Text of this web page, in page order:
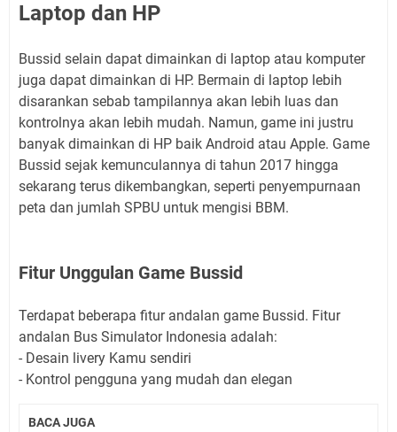
Laptop dan HP
Bussid selain dapat dimainkan di laptop atau komputer
juga dapat dimainkan di HP. Bermain di laptop lebih
disarankan sebab tampilannya akan lebih luas dan
kontrolnya akan lebih mudah. Namun, game ini justru
banyak dimainkan di HP baik Android atau Apple. Game
Bussid sejak kemunculannya di tahun 2017 hingga
sekarang terus dikembangkan, seperti penyempurnaan
peta dan jumlah SPBU untuk mengisi BBM.
Fitur Unggulan Game Bussid
Terdapat beberapa fitur andalan game Bussid. Fitur
andalan Bus Simulator Indonesia adalah:
- Desain livery Kamu sendiri
- Kontrol pengguna yang mudah dan elegan
BACA JUGA